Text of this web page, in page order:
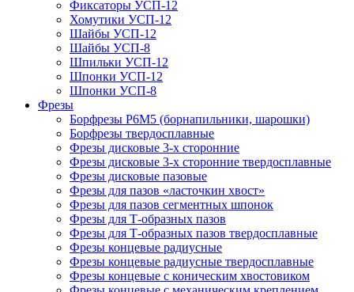
Фиксаторы УСП-12
Хомутики УСП-12
Шайбы УСП-12
Шайбы УСП-8
Шпильки УСП-12
Шпонки УСП-12
Шпонки УСП-8
Фрезы
Борфрезы Р6М5 (борнапильники, шарошки)
Борфрезы твердосплавные
Фрезы дисковые 3-х сторонние
Фрезы дисковые 3-х сторонние твердосплавные
Фрезы дисковые пазовые
Фрезы для пазов «ласточкин хвост»
Фрезы для пазов сегментных шпонок
Фрезы для Т-образных пазов
Фрезы для Т-образных пазов твердосплавные
Фрезы концевые радиусные
Фрезы концевые радиусные твердосплавные
Фрезы концевые с коническим хвостовиком